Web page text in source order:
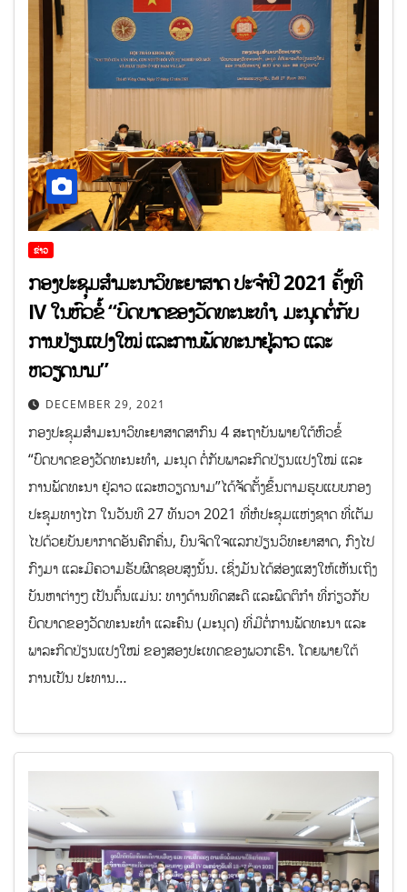
ຂ່າວ
ກອງປະຊຸມສໍາມະນາວິທະຍາສາດ ປະຈໍາປີ 2021 ຄັ້ງທີ
IV ໃນຫົວຂໍ້ “ບົດບາດຂອງວັດທະນະທຳ, ມະນຸດຕໍ່ກັບ
ການປ່ຽນແປງໃໝ່ ແລະການພັດທະນາຢູ່ລາວ ແລະ
ຫວຽດນາມ”
DECEMBER 29, 2021
ກອງ​ປະ​ຊຸມ​ສຳ​ມະ​ນາ​ວິ​ທະ​ຍ​າ​ສາດສາ​ກົນ 4 ສະ​ຖາ​ບັນພາຍ​ໃຕ້​ຫົວ​ຂໍ້
“ບົດບາດຂອງວັດທະນະທໍາ, ມະນຸດ ຕໍ່ກັບພາລະກິດປ່ຽນແປງໃໝ່ ແລະ
ການພັດທະນາ ຢູ່ລາວ ແລະຫວຽດນາມ”ໄດ້ຈັດຕັ້ງຂຶ້ນຕາມຮູບແບບກອງ
ປະຊູມທາງໄກ ໃນວັນທີ 27 ທັນວາ 2021 ທີ່ຫໍປະຊຸມແຫ່ງຊາດ ທີ່ເຕັມ
ໄປ​ດ້ວຍບັນຍາ​ກາດ​ອັນຄືກຄື່ນ, ບົນຈິດໃຈແລກປ່ຽນວິທະຍາສາດ, ກົງໄປ
ກົງມາ ແລະມີຄວາມຮັບຜິດຊອບສູງນັ້ນ. ເຊິ່ງມັນໄດ້ສ່ອງ​​ແສງ​ໃຫ້ເຫັນ​​ເຖິງ​
ບັນຫາຕ່າງໆ ເປັນຕົ້ນແມ່ນ: ທາງດ້ານທິດສະດີ ແລະພຶດຕິກຳ ທີ່ກ່ຽວ​ກັບ​
ບົດ​ບາດ​ຂອງວັດ​ທະ​ນະ​ທຳ ແລະຄົນ (ມະ​ນຸດ) ທີ່​ມີ​ຕໍ່​​ການ​ພັດ​ທະ​ນາ ແລະ
ພາ​ລະ​ກິດ​ປ່ຽນ​ແປງໃໝ່​ ຂອງ​ສອງ​ປະ​ເທດ​ຂອງ​ພວກ​ເຮົາ. ໂດຍພາຍໃຕ້
ການເປັນ ປະທານ…